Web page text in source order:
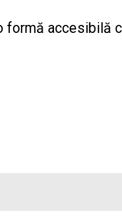
accesibilă